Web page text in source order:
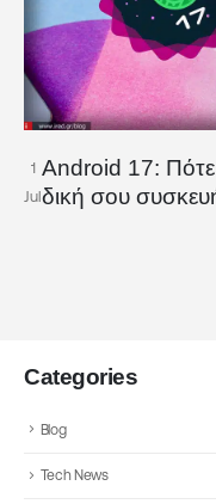
1
Jul
Android 17: Πότε
δική σου
Categories
Blog
Tech News